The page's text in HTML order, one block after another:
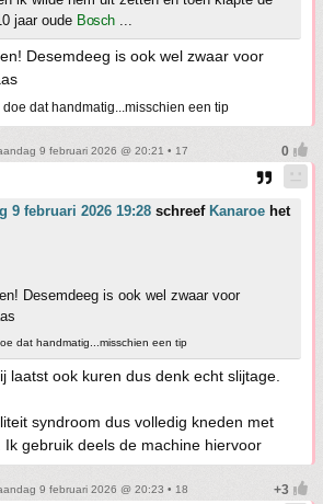
jaar oude Bosch...
Desemdeeg is ook wel zwaar voor
doe dat handmatig...misschien een tip
9 februari 2026 @ 20:21 • 17
9 februari 2026 19:28 schreef Kanaroe het
Desemdeeg is ook wel zwaar voor
dat handmatig...misschien een tip
laatst ook kuren dus denk echt slijtage.
syndroom dus volledig kneden met
Ik gebruik deels de machine hiervoor
9 februari 2026 @ 20:23 • 18